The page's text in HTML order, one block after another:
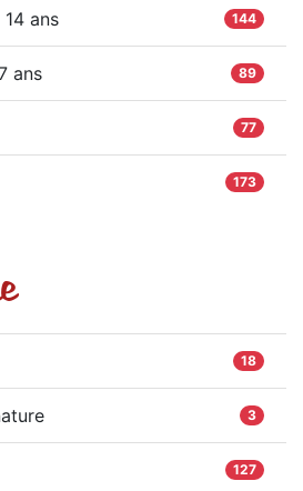
ans 144
ans 89
77
173
18
3
127